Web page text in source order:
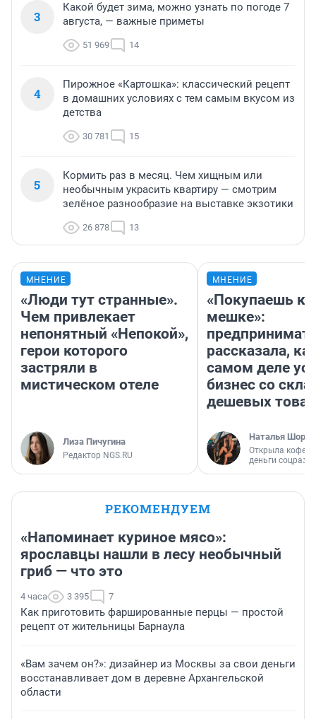
3
Какой будет зима, можно узнать по погоде 7
августа, — важные приметы
51 969 14
4
Пирожное «Картошка»: классический рецепт
в домашних условиях с тем самым вкусом из
детства
30 781 15
5
Кормить раз в месяц. Чем хищным или
необычным украсить квартиру — смотрим
зелёное разнообразие на выставке экзотики
26 878 13
МНЕНИЕ
«Люди тут странные».
Чем привлекает
непонятный «Непокой»,
герои которого
застряли в
мистическом отеле
Лиза Пичугина
Редактор NGS.RU
МНЕНИЕ
«Покупаешь
мешке»:
рассказала,
самом деле
бизнес со
дешевых
Наталья
Открыла
деньги
РЕКОМЕНДУЕМ
«Напоминает куриное мясо»:
ярославцы нашли в лесу необычный
гриб — что это
4 часа 3 395 7
Как приготовить фаршированные перцы — простой
рецепт от жительницы Барнаула
«Вам зачем он?»: дизайнер из Москвы за свои деньги
восстанавливает дом в деревне Архангельской
области